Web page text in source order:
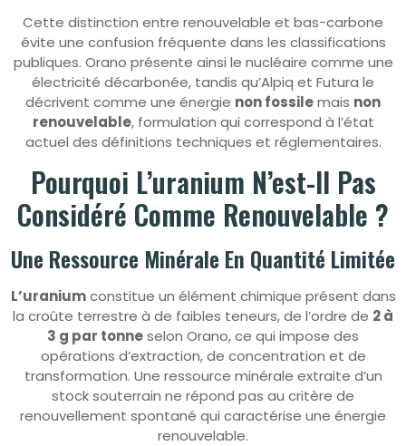
Cette distinction entre renouvelable et bas-carbone
évite une confusion fréquente dans les classifications
publiques. Orano présente ainsi le nucléaire comme une
électricité décarbonée, tandis qu’Alpiq et Futura le
décrivent comme une énergie non fossilemais non
renouvelable, formulation qui correspond à l’état
actuel des définitions techniques et réglementaires.
Pourquoi L’uranium N’est-Il Pas
Considéré Comme Renouvelable ?
Une Ressource Minérale En Quantité Limitée
L’uraniumconstitue un élément chimique présent dans
la croûte terrestre à de faibles teneurs, de l’ordre de 2 à
3 g par tonneselon Orano, ce qui impose des
opérations d’extraction, de concentration et de
transformation. Une ressource minérale extraite d’un
stock souterrain ne répond pas au critère de
renouvellement spontané qui caractérise une énergie
renouvelable.